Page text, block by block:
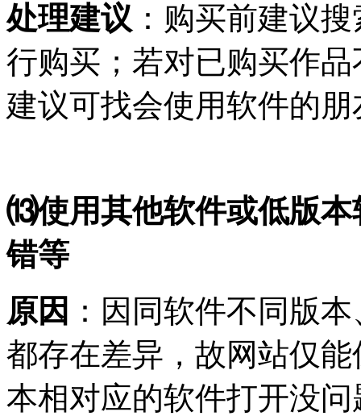
处理建议 ：购买前建议
行购买；若对已购买作
建议可找会使用软件的
⒀使用其他软件或低版本
错等
原因 ：因同软件不同版
都存在差异，故网站仅
本相对应的软件打开没